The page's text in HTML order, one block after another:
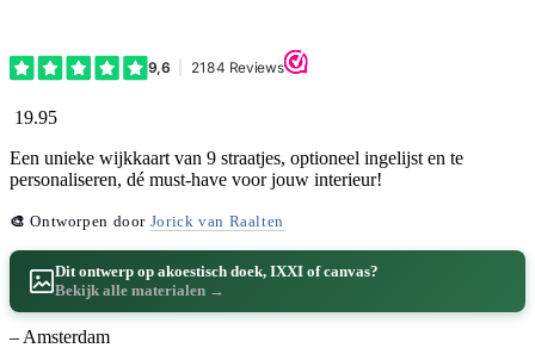
19.95
Een unieke wijkkaart van 9 straatjes, optioneel ingelijst en te
personaliseren, dé must-have voor jouw interieur!
🎨Ontworpen door Jorick van Raalten
Dit ontwerp op akoestisch doek, IXXI of canvas?
Bekijk alle materialen →
– Amsterdam